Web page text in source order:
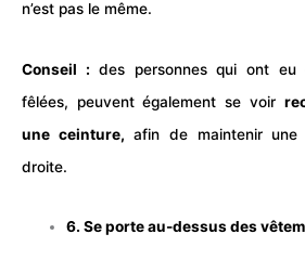
n’est pas le même.
Conseil : des personnes qui ont eu
fêlées, peuvent également se voir
une ceinture, afin de maintenir
droite.
6. Se porte au-dessus des